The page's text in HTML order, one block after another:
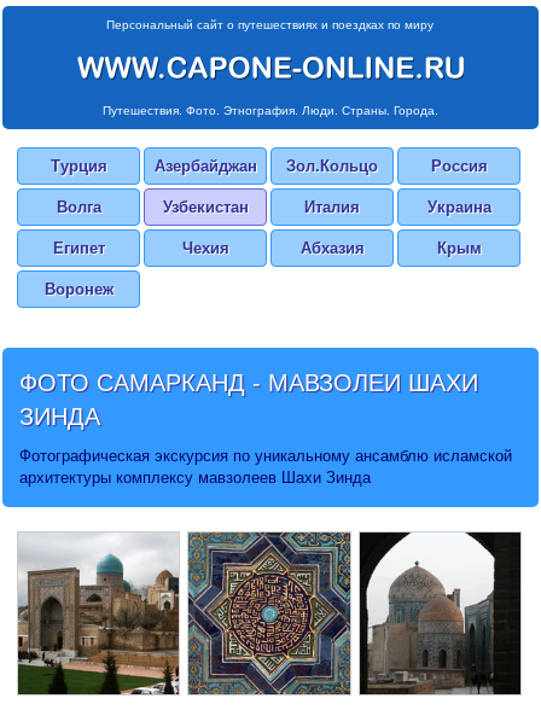
Персональный сайт о путешествиях и поездках по миру
Путешествия. Фото. Этнография. Люди. Страны. Города.
Турция Азербайджан Зол.Кольцо Россия
Волга Узбекистан Италия Украина
Египет Чехия Абхазия Крым
Воронеж
ФОТО САМАРКАНД - МАВЗОЛЕИ ШАХИ
ЗИНДА
Фотографическая экскурсия по уникальному ансамблю исламской
архитектуры комплексу мавзолеев Шахи Зинда